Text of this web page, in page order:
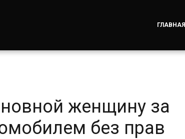
ГЛАВНАЯ
женщину за
без прав